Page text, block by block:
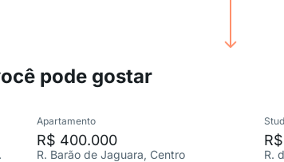
pode gostar
Apartamento
R$ 400.000
R. Barão de Jaguara, Centro
R.